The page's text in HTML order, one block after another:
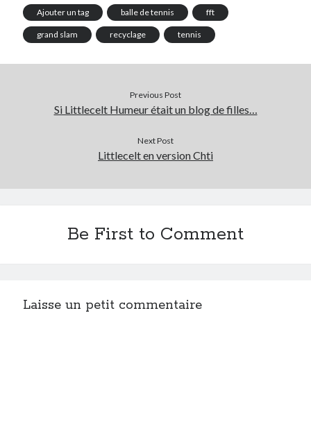
Ajouter un tag balle de tennis fft
grand slam recyclage tennis
Previous Post
Si Littlecelt Humeur était un blog de filles…
Next Post
Littlecelt en version Chti
Be First to Comment
Laisse un petit commentaire